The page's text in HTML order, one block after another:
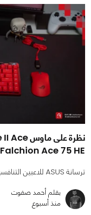
Falchion Ace 75 HE
ترسانة ASUS للاعبين التنافسيين!
بقلم أحمد صفوت
منذ أسبوع